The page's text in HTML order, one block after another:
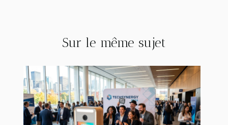
Sur le même sujet